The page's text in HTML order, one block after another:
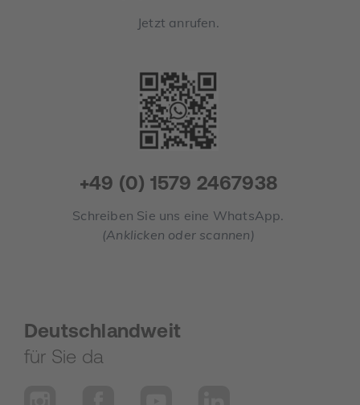
Jetzt anrufen.
+49 (0) 1579 2467938
Schreiben Sie uns eine WhatsApp.
(Anklicken oder scannen)
Deutschlandweit
für Sie da